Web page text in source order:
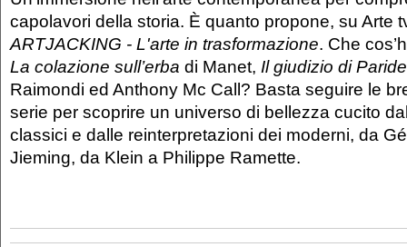
capolavori della storia. È quanto propone, su Arte
ARTJACKING - L'arte in trasformazione. Che
La colazione sull’erba di Manet, Il giudizio di Paride
Raimondi ed Anthony Mc Call? Basta seguire le
serie per scoprire un universo di bellezza cucito
classici e dalle reinterpretazioni dei moderni, da
Jieming, da Klein a Philippe Ramette.